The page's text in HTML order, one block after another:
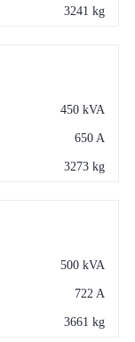
3241 kg
450 kVA
650 A
3273 kg
500 kVA
722 A
3661 kg